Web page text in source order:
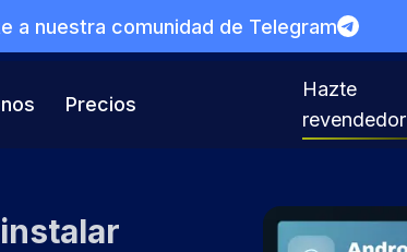
a nuestra comunidad de Telegram
Precios
Hazte
revendedor